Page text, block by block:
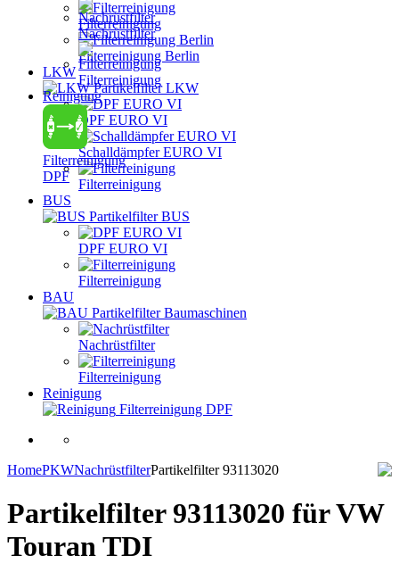
Nachrüstfilter
Filterreinigung
Reinigung
Filterreinigung
DPF
Filterreinigung
Filterreinigung Berlin
LKW
Partikelfilter LKW
DPF EURO VI
Schalldämpfer EURO VI
Filterreinigung
BUS
Partikelfilter BUS
DPF EURO VI
Filterreinigung
BAU
Partikelfilter Baumaschinen
Nachrüstfilter
Filterreinigung
Reinigung
Filterreinigung DPF
HomePKWNachrüstfilterPartikelfilter 93113020
Partikelfilter 93113020 für VW
Touran TDI